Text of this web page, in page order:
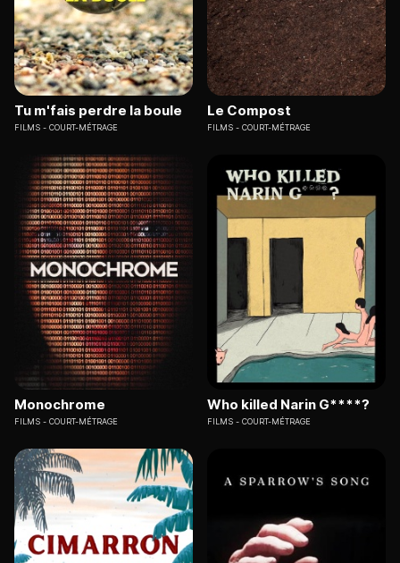
Tu m'fais perdre la boule
FILMS COURT-MÉTRAGE
Le Compost
FILMS COURT-MÉTRAGE
Monochrome
FILMS COURT-MÉTRAGE
Who killed Narin G****?
FILMS COURT-MÉTRAGE